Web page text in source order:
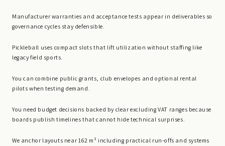
Manufacturer warranties and acceptance tests appear in deliverables so
governance cycles stay defensible.
Pickleball uses compact slots that lift utilization without staffing like
legacy field sports.
You can combine public grants, club envelopes and optional rental
pilots when testing demand.
You need budget decisions backed by clear excluding VAT ranges because
boards publish timelines that cannot hide technical surprises.
We anchor layouts near 162 m² including practical run-offs and systems